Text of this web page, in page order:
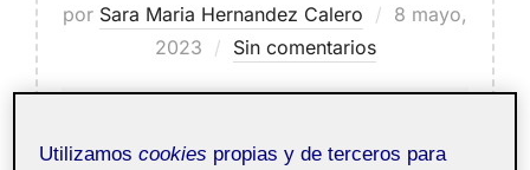
por Sara Maria Hernandez Calero
Publicado
8 mayo,
2023
Sin comentarios
Señalética y Digital
Utilizamoscookies propias y de terceros para